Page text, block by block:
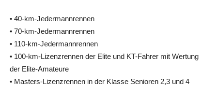
• 40-km-Jedermannrennen
• 70-km-Jedermannrennen
• 110-km-Jedermannrennen
• 100-km-Lizenzrennen der Elite und KT-Fahrer mit Wertung
der Elite-Amateure
• Masters-Lizenzrennen in der Klasse Senioren 2,3 und 4